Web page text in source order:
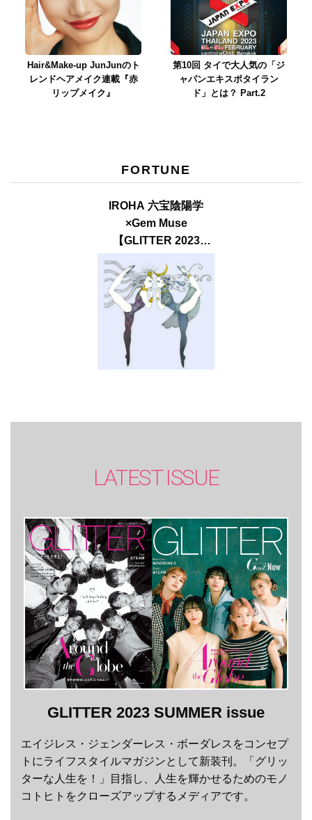
Hair&Make-up JunJunのト
レンドヘアメイク連載『赤
リップメイク』
第10回 タイで大人気の「ジ
ャパンエキスポタイラン
ド」とは？ Part.2
FORTUNE
IROHA 六宝陰陽学
×Gem Muse
【GLITTER 2023
SUMMER issue】
LATEST ISSUE
GLITTER 2023 SUMMER issue
エイジレス・ジェンダーレス・ボーダレスをコンセプ
トにライフスタイルマガジンとして新装刊。「グリッ
ターな人生を！」目指し、人生を輝かせるためのモノ
コトヒトをクローズアップするメディアです。